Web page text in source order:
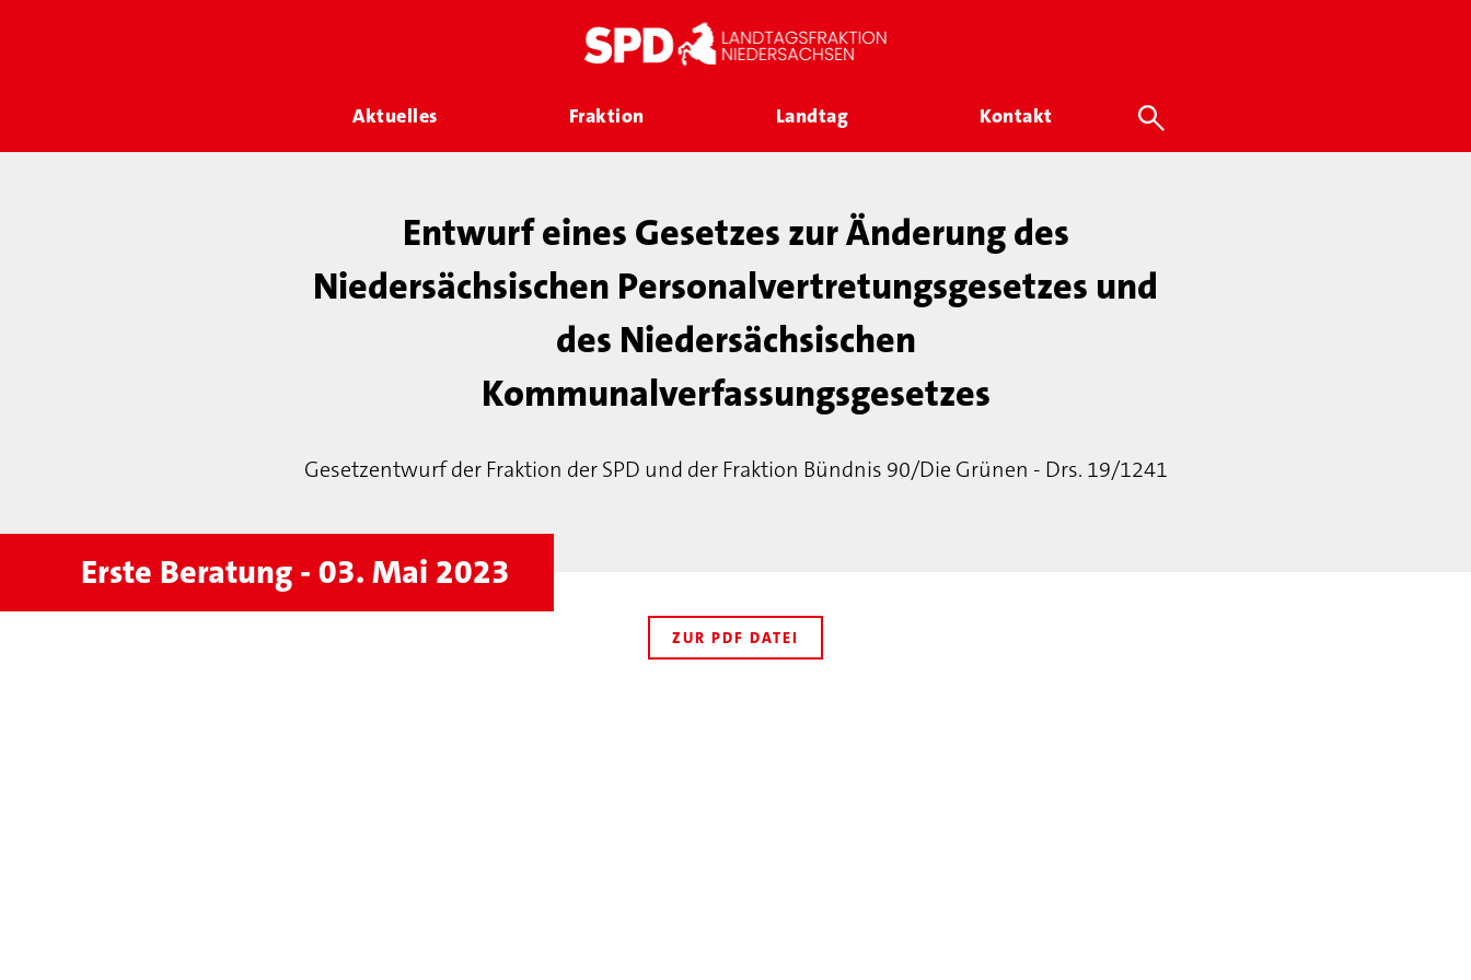
Aktuelles Fraktion Landtag Kontakt
Entwurf eines Gesetzes zur Änderung des
Niedersächsischen Personalvertretungsgesetzes und
des Niedersächsischen
Kommunalverfassungsgesetzes
Gesetzentwurf der Fraktion der SPD und der Fraktion Bündnis 90/Die Grünen - Drs. 19/1241
Erste Beratung - 03. Mai 2023
ZUR PDF DATEI